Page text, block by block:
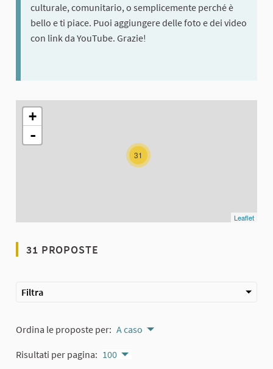
culturale, comunitario, o semplicemente perché è
bello e ti piace. Puoi aggiungere delle foto e dei video
con link da YouTube. Grazie!
L'elemento seguente è una mappa che presenta gli
31
+
-
Leaflet
31 PROPOSTE
Filtra
Ordina le proposte per: A caso
Risultati per pagina: 100